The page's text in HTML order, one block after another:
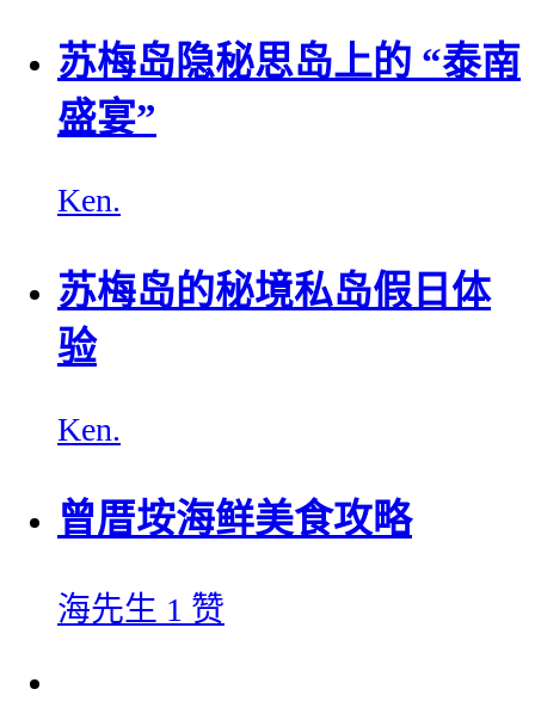
苏梅岛隐秘思岛上的 “泰南
盛宴”
Ken.
苏梅岛的秘境私岛假日体
验
Ken.
曾厝垵海鲜美食攻略
海先生 1 赞